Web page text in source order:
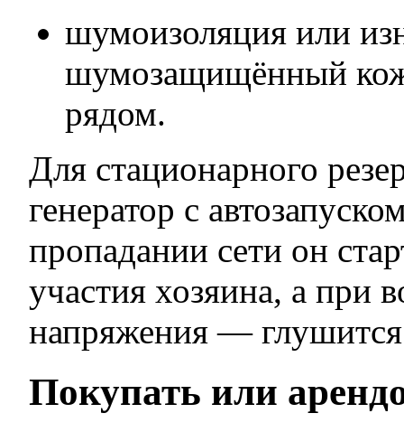
шумоизоляция или
шумозащищённый
рядом.
Для стационарного
генератор с
пропадании сети он
участия хозяина, а при
напряжения —
Покупать или